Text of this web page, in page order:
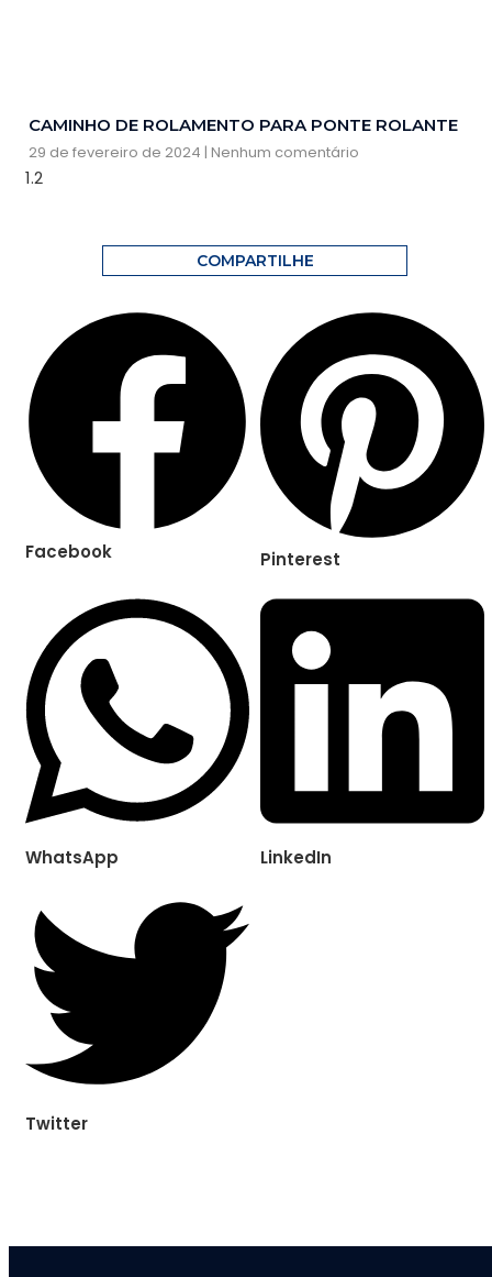
CAMINHO DE ROLAMENTO PARA PONTE ROLANTE
29 de fevereiro de 2024 Nenhum comentário
COMPARTILHE
Facebook Pinterest
WhatsApp LinkedIn
Twitter